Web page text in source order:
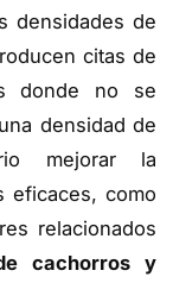
densidades de
citas de
donde no se
densidad de
mejorar la
eficaces, como
relacionados
cachorros y